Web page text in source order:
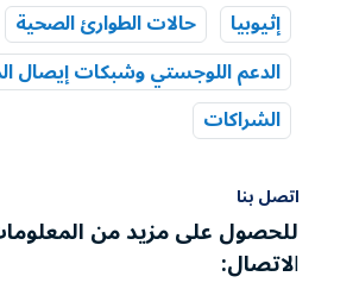
إثيوبيا
حالات الطوارئ الصحية
الدعم اللوجستي وشبكات إيصال
الشراكات
اتصل بنا
للحصول على مزيد من
الاتصال: